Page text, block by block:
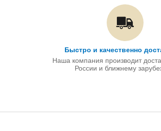
Быстро и качественно
Наша компания производит
России и ближнему